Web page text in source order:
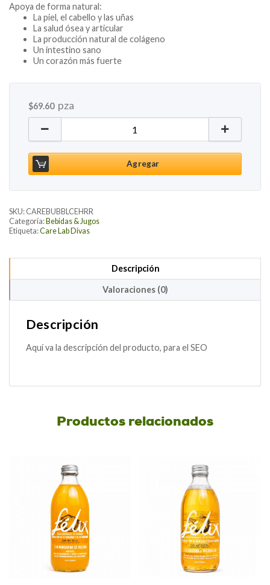
Apoya de forma natural:
La piel, el cabello y las uñas
La salud ósea y articular
La producción natural de colágeno
Un intestino sano
Un corazón más fuerte
$69.60 pza
Care Bubbles Cereza Ácida y Rosa, 250ml cantidad
Agregar
SKU: CAREBUBBLCEHRR
Categoría: Bebidas & Jugos
Etiqueta:Care Lab Divas
Descripción
Valoraciones (0)
Descripción
Aquí va la descripción del producto, para el SEO
Productos relacionados